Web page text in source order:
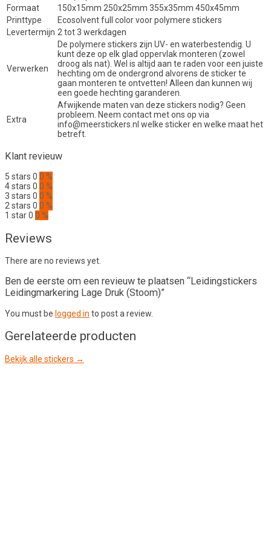
Formaat
150x15mm 250x25mm 355x35mm 450x45mm
Printtype
Ecosolvent full color voor polymere stickers
Levertermijn 2 tot 3 werkdagen
Verwerken
De polymere stickers zijn UV- en waterbestendig. U
kunt deze op elk glad oppervlak monteren (zowel
droog als nat). Wel is altijd aan te raden voor een juiste
hechting om de ondergrond alvorens de sticker te
gaan monteren te ontvetten! Alleen dan kunnen wij
een goede hechting garanderen.
Extra
Afwijkende maten van deze stickers nodig? Geen
probleem. Neem contact met ons op via
info@meerstickers.nl welke sticker en welke maat het
betreft.
Klant revieuw
5 stars 0 0 %
4 stars 0 0 %
3 stars 0 0 %
2 stars 0 0 %
1 star0 0 %
Reviews
There are no reviews yet.
Ben de eerste om een revieuw te plaatsen “Leidingstickers
Leidingmarkering Lage Druk (Stoom)”
You must be logged in to post a review.
Gerelateerde producten
Bekijk alle stickers →